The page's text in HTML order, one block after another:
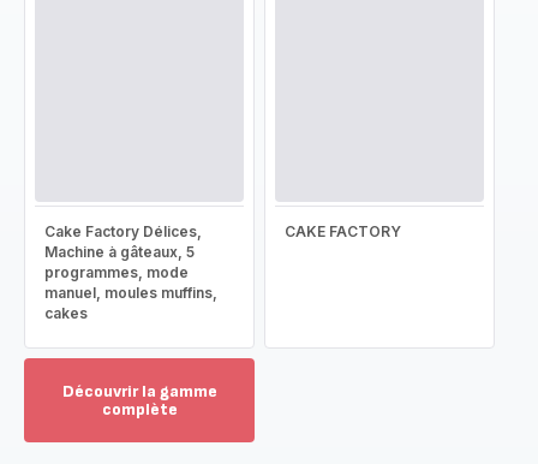
Cake Factory Délices,
Machine à gâteaux, 5
programmes, mode
manuel, moules muffins,
cakes
CAKE FACTORY
Découvrir la gamme
complète